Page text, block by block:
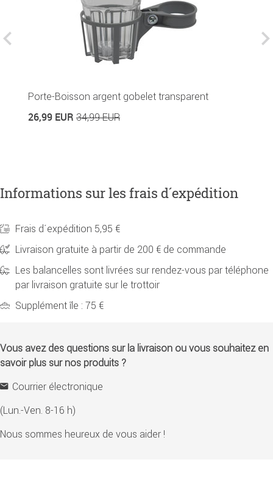
Porte-Boisson argent gobelet transparent
26,99 EUR 34,99 EUR
Informations sur les frais d´expédition
Frais d´expédition 5,95 €
Livraison gratuite à partir de 200 € de commande
Les balancelles sont livrées sur rendez-vous par téléphone
par livraison gratuite sur le trottoir
Supplément île : 75 €
Vous avez des questions sur la livraison ou vous souhaitez en
savoir plus sur nos produits ?
Courrier électronique
(Lun.-Ven. 8-16 h)
Nous sommes heureux de vous aider !